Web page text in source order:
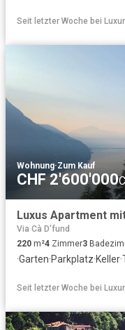
Seit letzter Woche bei
Wohnung·Zum Kauf
CHF 2'600'000
Via Cà D'fund
220 m²4 Zimmer3
·Garten·Parkplatz·Keller·
Seit letzter Woche bei